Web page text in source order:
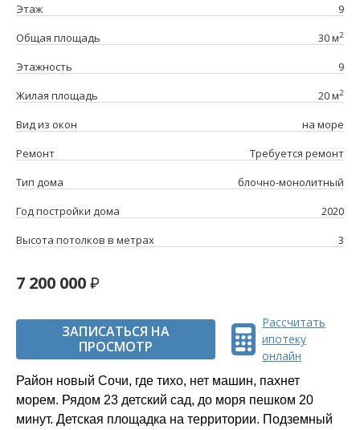
Этаж
9
Общая площадь
30 м2
Этажность
9
Жилая площадь
20 м2
Вид из окон
на море
Ремонт
Требуется ремонт
Тип дома
блочно-монолитный
Год постройки дома
2020
Высота потолков в метрах
3
7 200 000
ЗАПИСАТЬСЯ НА
ПРОСМОТР
Рассчитать
ипотеку
онлайн
Район новый Сочи, где тихо, нет машин, пахнет
морем. Рядом 23 детский сад, до моря пешком 20
минут. Детская площадка на территории. Подземный